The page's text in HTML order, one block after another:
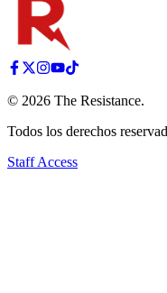
© 2026 The Resistance.
Todos los derechos
Staff Access